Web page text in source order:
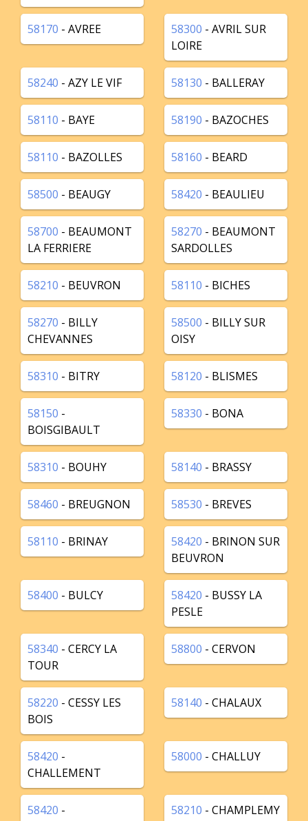
58170 - AVREE 58300 - AVRIL SUR
LOIRE
58240 - AZY LE VIF 58130 - BALLERAY
58110 - BAYE 58190 - BAZOCHES
58110 - BAZOLLES 58160 - BEARD
58500 - BEAUGY 58420 - BEAULIEU
58700 - BEAUMONT
LA FERRIERE
58270 - BEAUMONT
SARDOLLES
58210 - BEUVRON 58110 - BICHES
58270 - BILLY
CHEVANNES
58500 - BILLY SUR
OISY
58310 - BITRY 58120 - BLISMES
58150 -
BOISGIBAULT
58330 - BONA
58310 - BOUHY 58140 - BRASSY
58460 - BREUGNON 58530 - BREVES
58110 - BRINAY 58420 - BRINON SUR
BEUVRON
58400 - BULCY 58420 - BUSSY LA
PESLE
58340 - CERCY LA
TOUR
58800 - CERVON
58220 - CESSY LES
BOIS
58140 - CHALAUX
58420 -
CHALLEMENT
58000 - CHALLUY
58420 -
58210 - CHAMPLEMY